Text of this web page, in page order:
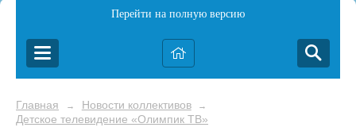
Перейти на полную версию
Главная → Новости коллективов →
Детское телевидение «Олимпик ТВ»